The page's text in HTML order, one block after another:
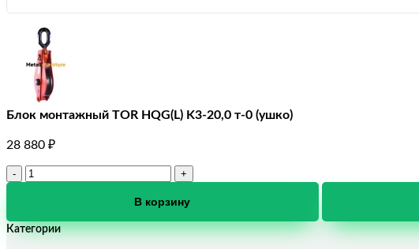
Блок монтажный TOR HQG(L) K3-20,0 т-0 (ушко)
28 880 ₽
Количество
TOR
В корзину
Категории